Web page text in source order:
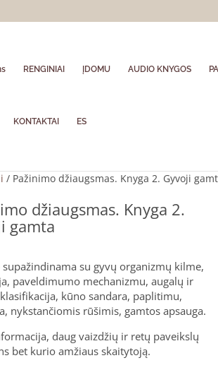
RENGINIAI ĮDOMU AUDIO KNYGOS
KONTAKTAI ES
/ Pažinimo džiaugsmas. Knyga 2. Gyvoji
džiaugsmas. Knyga 2.
gamta
supažindinama su gyvų organizmų kilme,
paveldimumo mechanizmu, augalų ir
kūno sandara, paplitimu,
nykstančiomis rūšimis, gamtos apsauga.
daug vaizdžių ir retų paveikslų
bet kurio amžiaus skaitytoją.